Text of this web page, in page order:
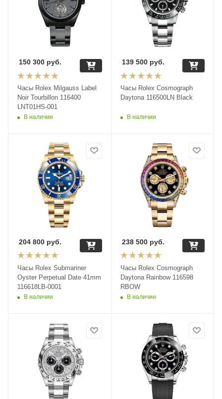
Часы Rolex Milgauss Label
Noir Tourbillon 116400
LNT01HS-001
В наличии
150 300 руб.
Часы Rolex Cosmograph
Daytona 116500LN Black
В наличии
139 500руб.
Часы Rolex Submariner
Oyster Perpetual Date 41mm
116618LB-0001
В наличии
204 800 руб.
Часы Rolex Cosmograph
Daytona Rainbow 116598
RBOW
В наличии
238 500руб.